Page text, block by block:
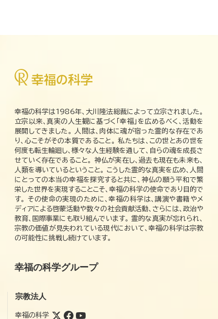
幸福の科学は1986年、大川隆法総裁によって立宗されました。
立宗以来、真実の人生観に基づく「幸福」を広めるべく、活動を
展開してきました。 人間は、肉体に魂が宿った霊的な存在であ
り、心こそがその本質であること。 私たちは、この世とあの世を
何度も転生輪廻し、様々な人生経験を通して、自らの魂を成長さ
せていく存在であること。 神仏が実在し、過去も現在も未来も、
人類を導いているということ。 こうした霊的な真実を広め、人間
にとっての本当の幸福を探究すると共に、神仏の願う平和で繁
栄した世界を実現することこそ、幸福の科学の使命であり目的で
す。 その使命の実現のために、幸福の科学は、講演や書籍やメ
ディアによる啓蒙活動や数々の社会貢献活動、さらには、政治や
教育、国際事業にも取り組んでいます。 霊的な真実が忘れられ、
宗教の価値が見失われている現代において、幸福の科学は宗教
の可能性に挑戦し続けています。
幸福の科学グループ
宗教法人
幸福の科学